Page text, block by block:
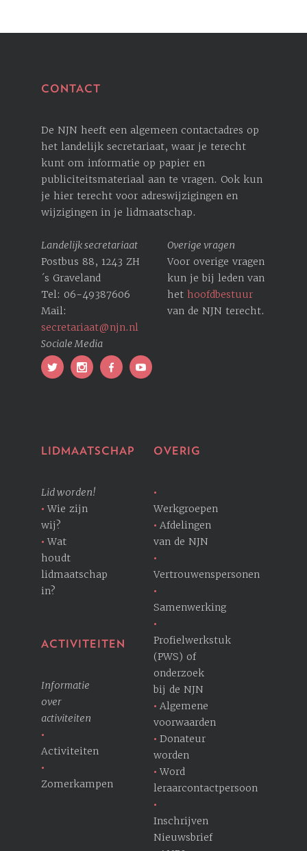
CONTACT
De NJN heeft een algemeen contactadres op
het landelijk secretariaat, waar je terecht
kunt om informatie op papier en
publiciteitsmateriaal aan te vragen. Ook kun
je hier terecht voor ­adreswijzigingen en
wijzigingen in je lidmaatschap.
Landelijk secretariaat
Postbus 88, 1243 ZH
´s Graveland
Tel: 06-49387606
Mail:
secretariaat@njn.nl
Overige vragen
Voor overige vragen
kun je bij leden van
het hoofdbestuur
van de NJN terecht.
Sociale Media
LIDMAATSCHAP
Lid worden!
Wie zijn
wij?
Wat
houdt
lidmaatschap
in?
ACTIVITEITEN
Informatie
over
activiteiten
Activiteiten
Zomerkampen
OVERIG
Werkgroepen
Afdelingen
van de NJN
Vertrouwenspersonen
Samenwerking
Profielwerkstuk
(PWS) of
onderzoek
bij de NJN
Algemene
voorwaarden
Donateur
worden
Word
leraarcontactpersoon
Inschrijven
Nieuwsbrief